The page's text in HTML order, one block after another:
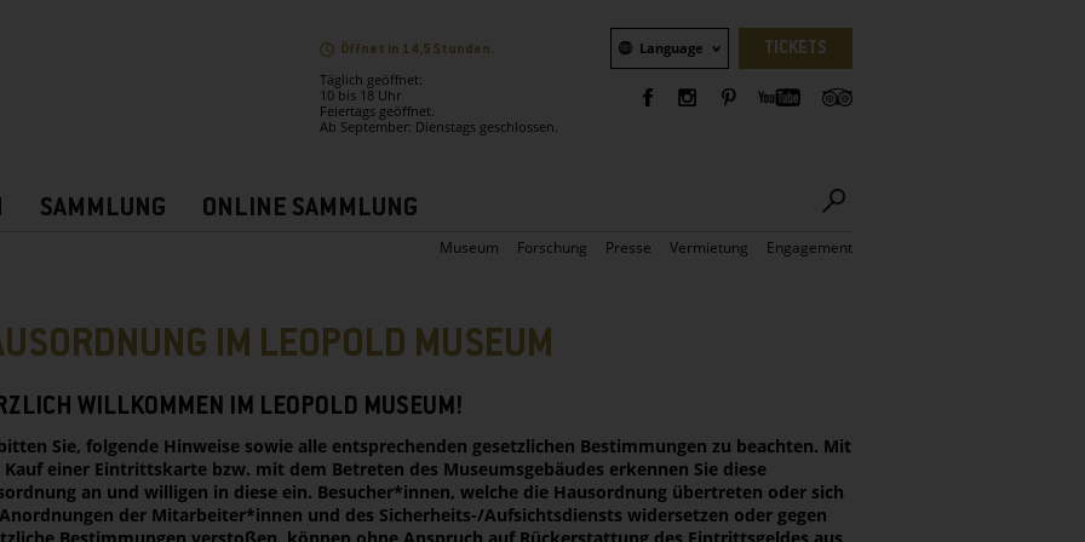
Öffnet in 14,5 Stunden.
Täglich geöffnet:
10 bis 18 Uhr
Feiertags geöffnet.
Ab September: Dienstags geschlossen.
Sprachauswahl
Language TICKETS
SAMMLUNG ONLINE SAMMLUNG
Museum Forschung Presse Vermietung Engagement
IM LEOPOLD MUSEUM
WILLKOMMEN IM LEOPOLD MUSEUM!
Sie, folgende Hinweise sowie alle entsprechenden gesetzlichen Bestimmungen zu beachten. Mit
Kauf einer Eintrittskarte bzw. mit dem Betreten des Museums­gebäudes erkennen Sie diese
an und willigen in diese ein. Besucher*innen, welche die Hausordnung übertreten oder sich
der ­Mitarbeiter*innen und des Sicherheits-/Aufsichtsdiensts widersetzen oder gegen